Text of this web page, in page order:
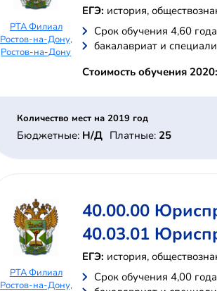
РТА Филиал
Ростов-на-Дону,
Ростов-на-Дону
ЕГЭ: история,
Cрок обучения 4,60 года
бакалавриат и
Стоимость обучения 2020:
Количество мест на 2019 год
Бюджетные: Н/Д Платные: 25
РТА Филиал
Ростов-на-Дону,
40.00.00
40.03.01
ЕГЭ: история,
Cрок обучения 4,00 года